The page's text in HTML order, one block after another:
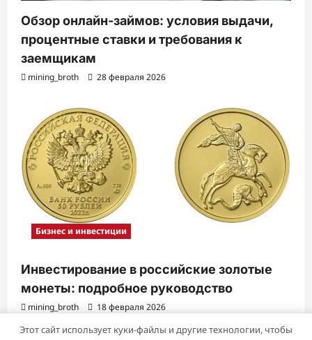
Обзор онлайн-займов: условия выдачи,
процентные ставки и требования к
заемщикам
mining_broth 28 февраля 2026
Бизнес и инвестиции
Инвестирование в российские золотые
монеты: подробное руководство
mining_broth 18 февраля 2026
Этот сайт использует куки-файлы и другие технологии, чтобы